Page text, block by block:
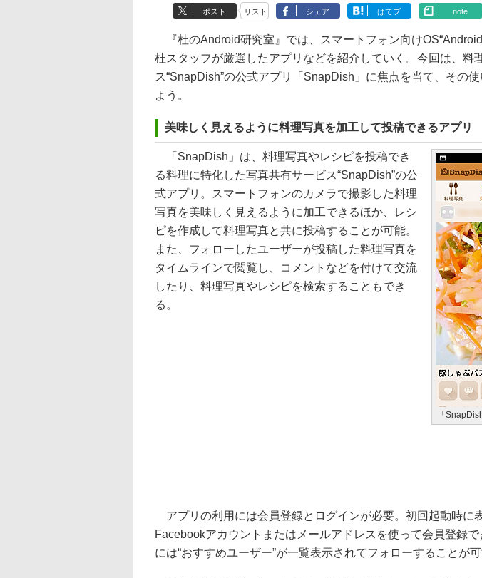
ポスト リスト シェア はてブ note
『杜のAndroid研究室』では、スマートフォン向け
杜スタッフが厳選したアプリなどを紹介していく。今回は、料
ス“SnapDish”の公式アプリ「SnapDish」に焦点を当て、その
よう。
美味しく見えるように料理写真を加工して投稿できるアプリ
「SnapDish
「SnapDish」は、料理写真やレシピを投稿でき
る料理に特化した写真共有サービス“SnapDish”の公
式アプリ。スマートフォンのカメラで撮影した料理
写真を美味しく見えるように加工できるほか、レシ
ピを作成して料理写真と共に投稿することが可能。
また、フォローしたユーザーが投稿した料理写真を
タイムラインで閲覧し、コメントなどを付けて交流
したり、料理写真やレシピを検索することもでき
る。
アプリの利用には会員登録とログインが必要。初回起動時に
Facebookアカウントまたはメールアドレスを使って会員登録
には“おすすめユーザー”が一覧表示されてフォローすることが可